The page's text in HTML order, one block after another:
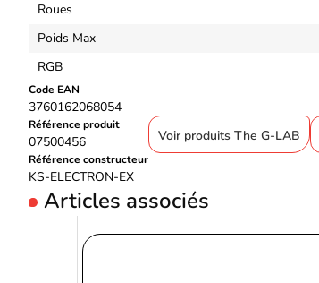
Roues
Poids Max
RGB
Code EAN
3760162068054
Référence produit
07500456
Référence constructeur
KS-ELECTRON-EX
Voir produits The G-LAB
Articles associés